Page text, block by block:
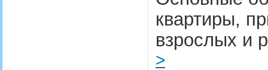
квартиры,
взрослых и
>